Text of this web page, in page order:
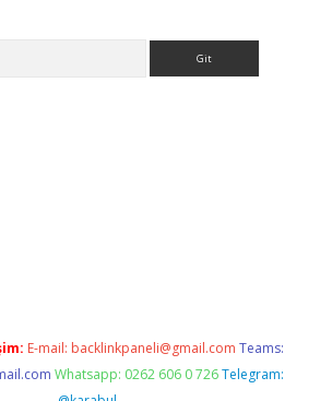
E-mail: backlinkpaneli@gmail.com Teams:
Whatsapp: 0262 606 0 726 Telegram: